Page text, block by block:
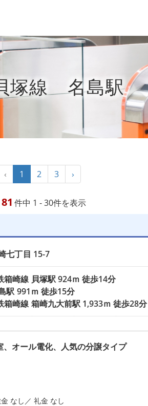
塚線 名島駅
‹ 1 2 3 ›
81 件中 1 - 30件を表示
七丁目 15-7
箱崎線 貝塚駅924ｍ 徒歩14分
駅 991ｍ 徒歩15分
箱崎線 箱崎九大前駅1,933ｍ 徒歩28分
オール電化、人気の分譲タイプ
なし／ 礼金 なし